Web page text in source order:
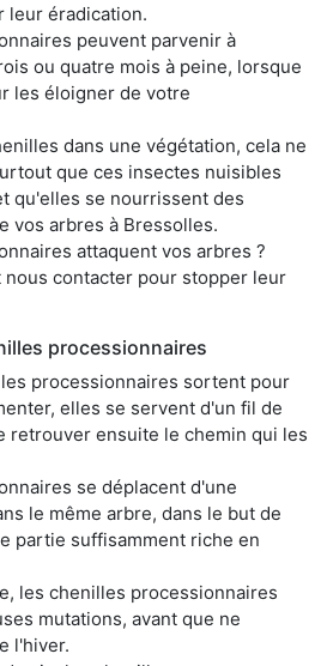
leur éradication.
peuvent parvenir à
ou quatre mois à peine, lorsque
les éloigner de votre
dans une végétation, cela ne
que ces insectes nuisibles
qu'elles se nourrissent des
vos arbres à Bressolles.
attaquent vos arbres ?
nous contacter pour stopper leur
processionnaires
processionnaires sortent pour
elles se servent d'un fil de
retrouver ensuite le chemin qui les
se déplacent d'une
le même arbre, dans le but de
partie suffisamment riche en
les chenilles processionnaires
mutations, avant que ne
l'hiver.